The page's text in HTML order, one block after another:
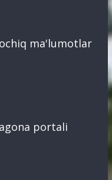
ma'lumotlar
portali